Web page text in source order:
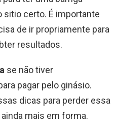
sitio certo. É importante
de ir propriamente para
resultados.
se não tiver
pagar pelo ginásio.
dicas para perder essa
mais em forma.